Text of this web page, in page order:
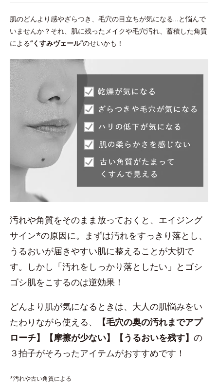
肌のどんより感やざらつき、毛穴の目立ちが気になる…と悩んで
いませんか？それ、肌に残ったメイクや毛穴汚れ、蓄積した角質
による“くすみヴェール”のせいかも！
汚れや角質をそのまま放っておくと、エイジング
サイン*の原因に。まずは汚れをすっきり落とし、
うるおいが届きやすい肌に整えることが大切で
す。しかし「汚れをしっかり落としたい」とゴシ
ゴシ肌をこするのは逆効果！
どんより肌が気になるときは、大人の肌悩みをい
たわりながら使える、
【毛穴の奥の汚れまでアプ
ローチ】【摩擦が少ない】【うるおいを残す】 の
３拍子がそろったアイテムがおすすめです！
*汚れや古い角質による